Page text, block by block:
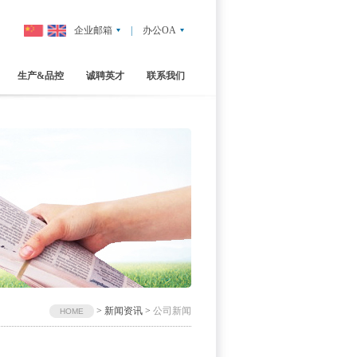
企业邮箱 办公OA
生产&品控 诚聘英才 联系我们
HOME > 新闻资讯 > 公司新闻